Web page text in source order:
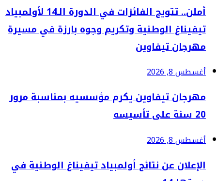
أملن.. تتويج الفائزات في الدورة الـ14 لأولمبياد
تيفيناغ الوطنية وتكريم وجوه بارزة في مسيرة
مهرجان تيفاوين
أغسطس 8, 2026
مهرجان تيفاوين يكرم مؤسسيه بمناسبة مرور
20 سنة على تأسيسه
أغسطس 8, 2026
الإعلان عن نتائج أولمبياد تيفيناغ الوطنية في